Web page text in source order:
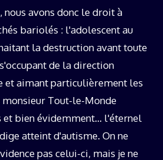
avons donc le droit à
bariolés : l'adolescent au
la destruction avant toute
de la direction
et aimant particulièrement les
Tout-le-Monde
et bien évidemment… l'éternel
atteint d'autisme. On ne
pas celui-ci, mais je ne